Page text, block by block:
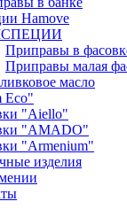
Hamove
Приправы в
Приправы малая
масло
Eco"
"Aiello"
"AMADO"
"Armenium"
изделия